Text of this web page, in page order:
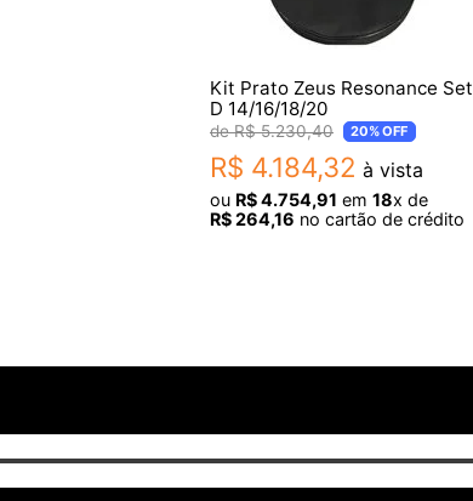
Kit Prato Zeus Resonance Set
D 14/16/18/20
R$ 5.230,40 20%OFF
R$ 4.184,32 à vista
ou R$4.754,91 em 18x de
R$264,16 no cartão de crédito